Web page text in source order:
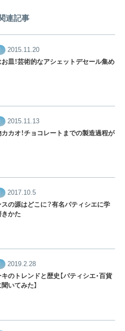
連記事
2015.11.20
皿！芸術的なアシェットデセール集め
2015.11.13
カオ！チョコレートまでの製造過程が
2017.10.5
の源はどこに？有名パティシエに学
かた
2019.2.28
のトレンドと歴史【パティシエ・百貨
いてみた】